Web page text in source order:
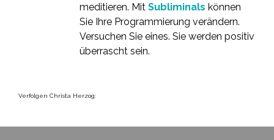
Verfolgen Christa Herzog:
meditieren. Mit Subliminals können
Sie Ihre Programmierung verändern.
Versuchen Sie eines. Sie werden positiv
überrascht sein.